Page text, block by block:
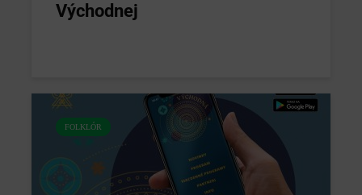
Východnej
FOLKLÓR